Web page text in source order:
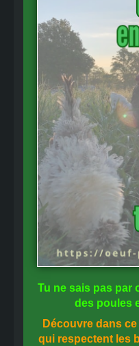
Tu ne sais pas par
des poules
Découvre dans
qui respectent les